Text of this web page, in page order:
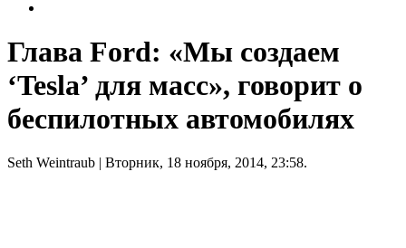
Глава Ford: «Мы создаем
‘Tesla’ для масс», говорит о
беспилотных автомобилях
Seth Weintraub | Вторник, 18 ноября, 2014, 23:58.